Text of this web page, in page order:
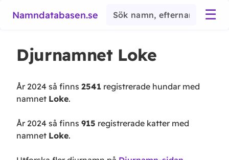
Namndatabasen.se ☰
Djurnamnet Loke
År 2024 så finns 2541 registrerade hundar med
namnet Loke.
År 2024 så finns 915 registrerade katter med
namnet Loke.